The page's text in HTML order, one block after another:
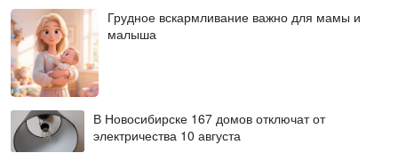
Грудное вскармливание важно для мамы и
малыша
В Новосибирске 167 домов отключат от
электричества 10 августа